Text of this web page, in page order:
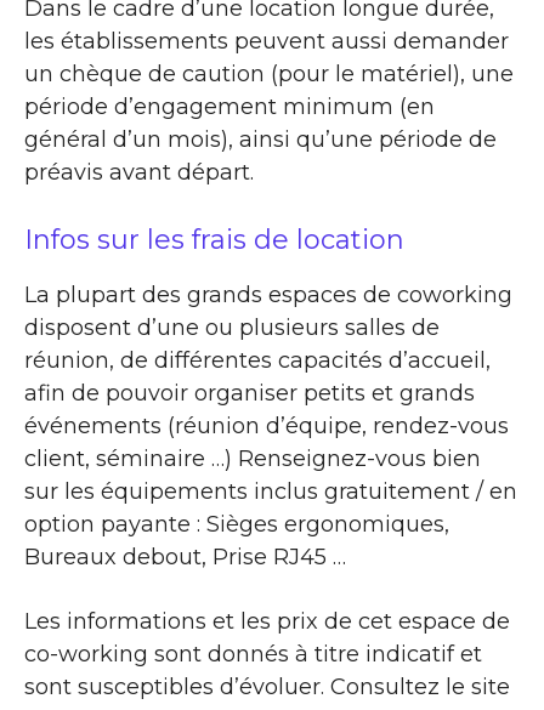
Dans le cadre d’une location longue durée,
les établissements peuvent aussi demander
un chèque de caution (pour le matériel), une
période d’engagement minimum (en
général d’un mois), ainsi qu’une période de
préavis avant départ.
Infos sur les frais de location
La plupart des grands espaces de coworking
disposent d’une ou plusieurs salles de
réunion, de différentes capacités d’accueil,
afin de pouvoir organiser petits et grands
événements (réunion d’équipe, rendez-vous
client, séminaire …) Renseignez-vous bien
sur les équipements inclus gratuitement / en
option payante : Sièges ergonomiques,
Bureaux debout, Prise RJ45 …
Les informations et les prix de cet espace de
co-working sont donnés à titre indicatif et
sont susceptibles d’évoluer. Consultez le site